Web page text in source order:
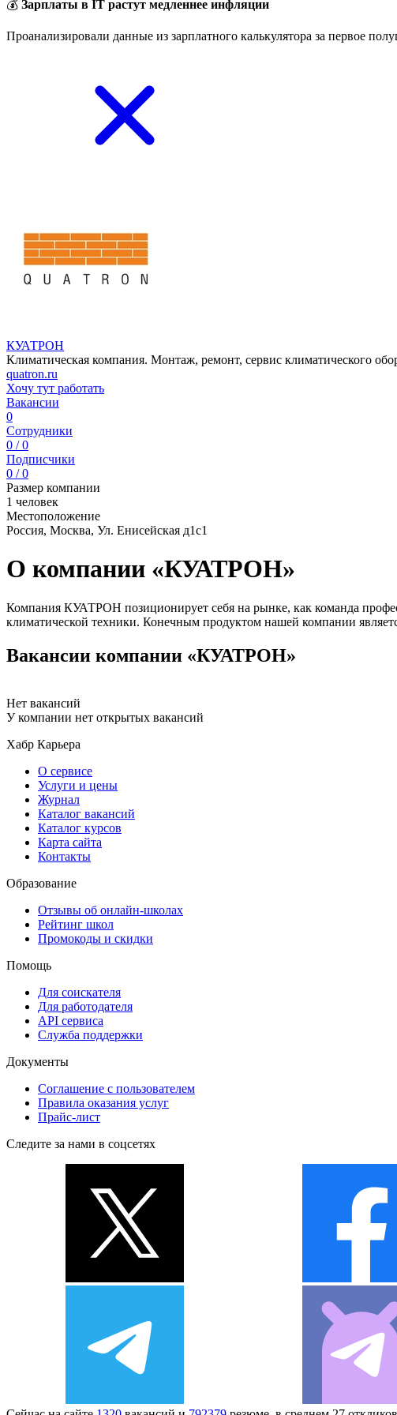
💰 Зарплаты в IT растут медленнее инфляции
Проанализировали данные из зарплатного калькулятора за первое
КУАТРОН
Климатическая компания. Монтаж, ремонт, сервис климатического
quatron.ru
Хочу тут работать
Вакансии
0
Сотрудники
0 / 0
Подписчики
0 / 0
Размер компании
1 человек
Местоположение
Россия, Москва, Ул. Енисейская д1с1
О компании «КУАТРОН»
Компания КУАТРОН позиционирует себя на рынке, как команда
климатической техники. Конечным продуктом нашей компании
Вакансии компании «КУАТРОН»
Нет вакансий
У компании нет открытых вакансий
Хабр Карьера
О сервисе
Услуги и цены
Журнал
Каталог вакансий
Каталог курсов
Карта сайта
Контакты
Образование
Отзывы об онлайн-школах
Рейтинг школ
Промокоды и скидки
Помощь
Для соискателя
Для работодателя
API сервиса
Служба поддержки
Документы
Соглашение с пользователем
Правила оказания услуг
Прайс-лист
Следите за нами в соцсетях